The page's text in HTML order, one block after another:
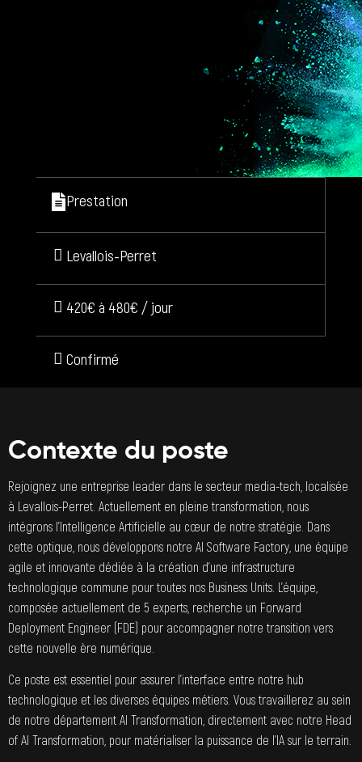
Prestation
Levallois-Perret
420€ à 480€ / jour
Confirmé
Contexte du poste
Rejoignez une entreprise leader dans le secteur media-tech, localisée
à Levallois-Perret. Actuellement en pleine transformation, nous
intégrons l’Intelligence Artificielle au cœur de notre stratégie. Dans
cette optique, nous développons notre AI Software Factory, une équipe
agile et innovante dédiée à la création d’une infrastructure
technologique commune pour toutes nos Business Units. L’équipe,
composée actuellement de 5 experts, recherche un Forward
Deployment Engineer (FDE) pour accompagner notre transition vers
cette nouvelle ère numérique.
Ce poste est essentiel pour assurer l’interface entre notre hub
technologique et les diverses équipes métiers. Vous travaillerez au sein
de notre département AI Transformation, directement avec notre Head
of AI Transformation, pour matérialiser la puissance de l’IA sur le terrain.